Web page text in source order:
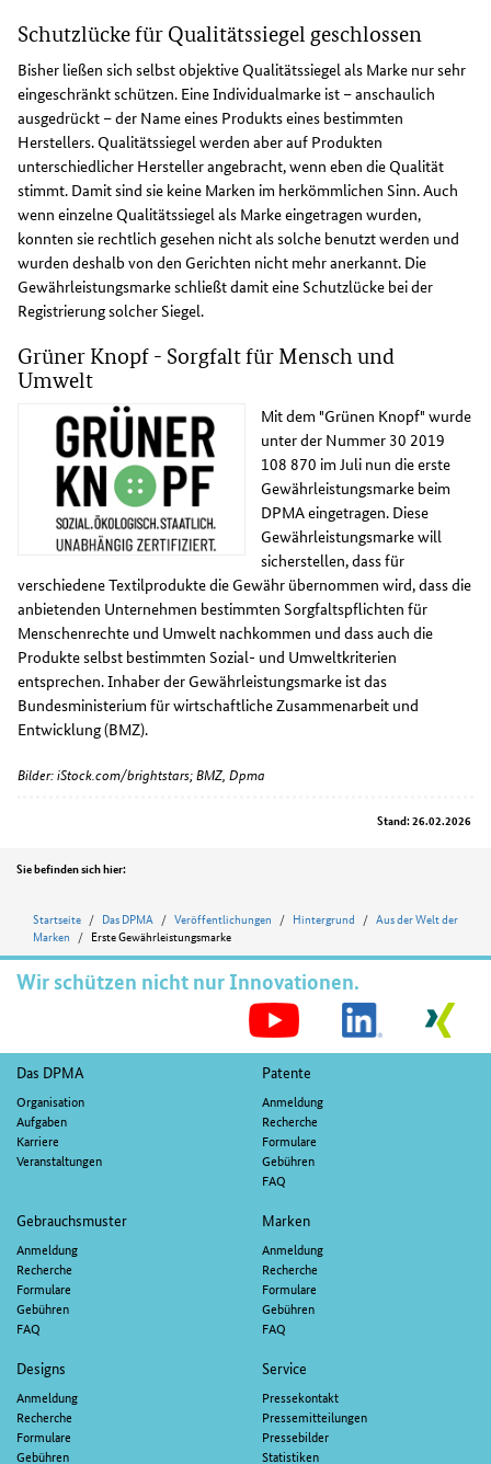
Schutzlücke für Qualitätssiegel geschlossen
Bisher ließen sich selbst objektive Qualitätssiegel als Marke nur sehr
eingeschränkt schützen. Eine Individualmarke ist – anschaulich
ausgedrückt – der Name eines Produkts eines bestimmten
Herstellers. Qualitätssiegel werden aber auf Produkten
unterschiedlicher Hersteller angebracht, wenn eben die Qualität
stimmt. Damit sind sie keine Marken im herkömmlichen Sinn. Auch
wenn einzelne Qualitätssiegel als Marke eingetragen wurden,
konnten sie rechtlich gesehen nicht als solche benutzt werden und
wurden deshalb von den Gerichten nicht mehr anerkannt. Die
Gewährleistungsmarke schließt damit eine Schutzlücke bei der
Registrierung solcher Siegel.
Grüner Knopf - Sorgfalt für Mensch und
Umwelt
Mit dem "Grünen Knopf" wurde
unter der Nummer 30 2019
108 870 im Juli nun die erste
Gewährleistungsmarke beim
DPMA eingetragen. Diese
Gewährleistungsmarke will
sicherstellen, dass für
verschiedene Textilprodukte die Gewähr übernommen wird, dass die
anbietenden Unternehmen bestimmten Sorgfaltspflichten für
Menschenrechte und Umwelt nachkommen und dass auch die
Produkte selbst bestimmten Sozial- und Umweltkriterien
entsprechen. Inhaber der Gewährleistungsmarke ist das
Bundesministerium für wirtschaftliche Zusammenarbeit und
Entwicklung (BMZ).
Bilder: iStock.com/brightstars; BMZ, Dpma
Stand: 26.02.2026
Position
Sie befinden sich hier:
Startseite Das DPMA Veröffentlichungen Hintergrund
Aus der Welt der
Marken
Erste Gewährleistungsmarke
Wir schützen nicht nur Innovationen.
Fußnavigation
Das DPMA
Organisation
Aufgaben
Karriere
Veranstaltungen
Patente
Anmeldung
Recherche
Formulare
Gebühren
FAQ
Gebrauchsmuster
Anmeldung
Recherche
Formulare
Gebühren
FAQ
Marken
Anmeldung
Recherche
Formulare
Gebühren
FAQ
Designs
Anmeldung
Recherche
Formulare
Gebühren
Service
Pressekontakt
Pressemitteilungen
Pressebilder
Statistiken